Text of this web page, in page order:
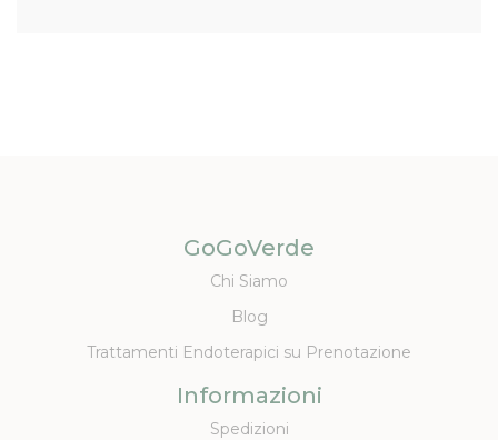
GoGoVerde
Chi Siamo
Blog
Trattamenti Endoterapici su Prenotazione
Informazioni
Spedizioni